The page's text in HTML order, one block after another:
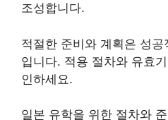
조성합니다.
적절한 준비와 계획은 성
입니다. 적용 절차와 유효
인하세요.
일본 유학을 위한 절차와